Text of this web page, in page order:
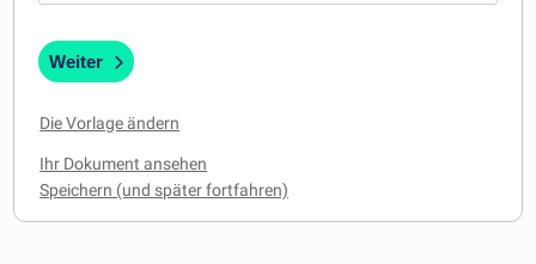
Weiter
Die Vorlage ändern
Ihr Dokument ansehen